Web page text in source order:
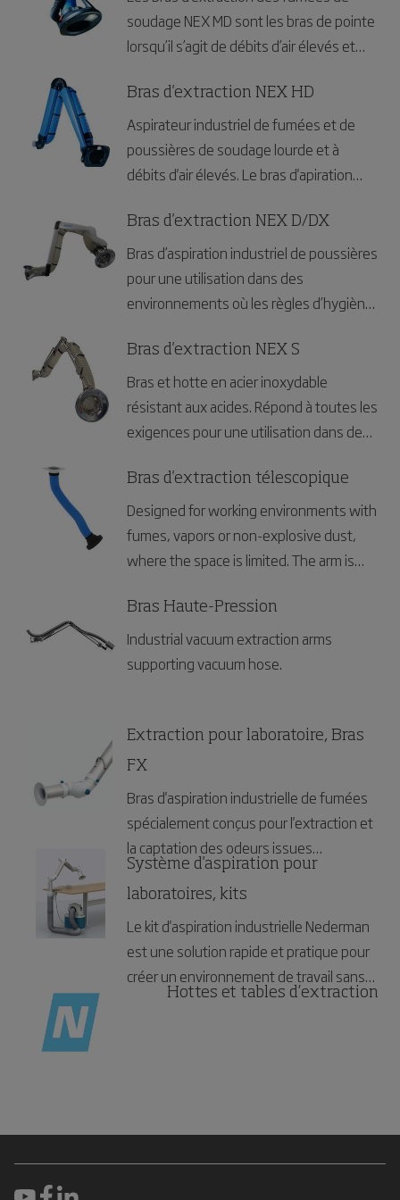
soudage NEX MD sont les bras de pointe
lorsqu’il s’agit de débits d’air élevés et
L’extracteur de fumées de soudage est
spécialement conçu pour les
environnements de travail où la fumée,
les vapeurs ou la poussière non
Bras d'extraction NEX HD
Aspirateur industriel de fumées et de
poussières de soudage lourde et à
débits d'air élevés. Le bras d'apiration
performant de sa gammes pour les
débits d'air élevés et pour l'extraction
des fumées et poussières à des
températures plus élevées.
Bras d'extraction NEX D/DX
Bras d’aspiration industriel de poussières
pour une utilisation dans des
environnements où les règles d’hygiène
d'utilisation dans des environnements
contenant des poussières combustibles.
Bras d'extraction NEX S
Bras et hotte en acier inoxydable
résistant aux acides. Répond à toutes les
exigences pour une utilisation dans des
poussière et du gaz explosifs et des
normes d’hygiène très strictes.
Bras d'extraction télescopique
Designed for working environments with
fumes, vapors or non-explosive dust,
where the space is limited. The arm is
position and extend.
Bras Haute-Pression
Industrial vacuum extraction arms
supporting vacuum hose.
Extraction pour laboratoire, Bras
FX
Bras d'aspiration industrielle de fumées
spécialement conçus pour l'extraction et
la captation des odeurs issues
d'opérations de collage ou de la
manipulation de solvants. Le bras
d'aspiration FX Nederman peut être
utilisé dans tout type d'environnements.
Il s'agit d'une solution flexible,
économique et pratique offrant un poste
Système d'aspiration pour
laboratoires, kits
Le kit d'aspiration industrielle Nederman
est une solution rapide et pratique pour
créer un environnement de travail sans
fumées. Il est particulièrement adapté
Hottes et tables d’extraction